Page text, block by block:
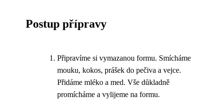
Postup přípravy
Připravíme si vymazanou formu. Smícháme
mouku, kokos, prášek do pečiva a vejce.
Přidáme mléko a med. Vše důkladně
promícháme a vylijeme na formu.